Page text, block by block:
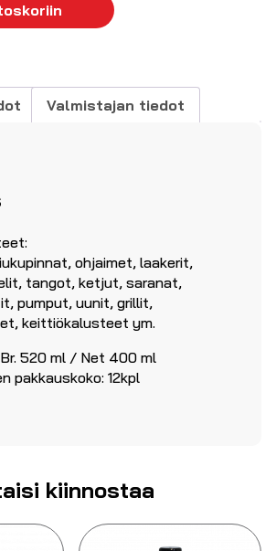
Valmistajan tiedot
ohjaimet, laakerit,
tangot, ketjut, saranat,
pumput, uunit, grillit,
keittiökalusteet ym.
520 ml / Net 400 ml
pakkauskoko: 12kpl
kiinnostaa